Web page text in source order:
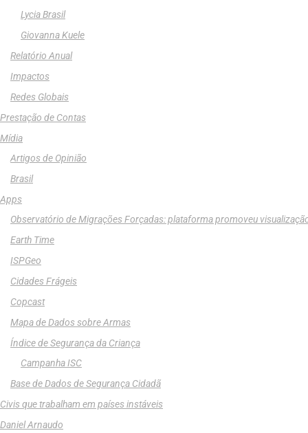
Lycia Brasil
Giovanna Kuele
Relatório Anual
Impactos
Redes Globais
Prestação de Contas
Mídia
Artigos de Opinião
Brasil
Apps
Observatório de Migrações Forçadas: plataforma promoveu
Earth Time
ISPGeo
Cidades Frágeis
Copcast
Mapa de Dados sobre Armas
Índice de Segurança da Criança
Campanha ISC
Base de Dados de Segurança Cidadã
Civis que trabalham em países instáveis
Daniel Arnaudo